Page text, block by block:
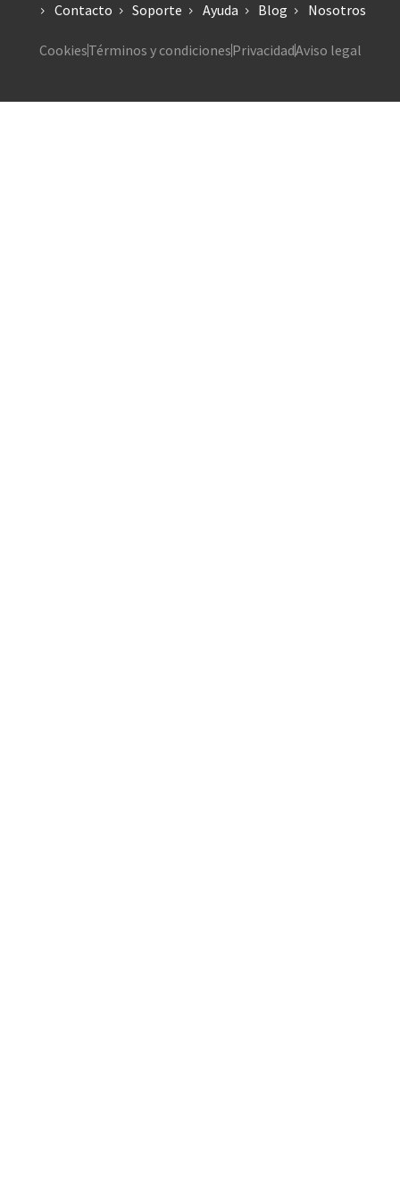
Contacto Soporte Ayuda Blog Nosotros
CookiesTérminos y condicionesPrivacidadAviso legal